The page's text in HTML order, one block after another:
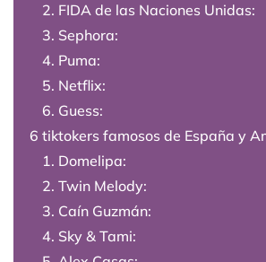
2. FIDA de las Naciones Unidas:
3. Sephora:
4. Puma:
5. Netflix:
6. Guess:
6 tiktokers famosos de España y
1. Domelipa:
2. Twin Melody:
3. Caín Guzmán:
4. Sky & Tami: